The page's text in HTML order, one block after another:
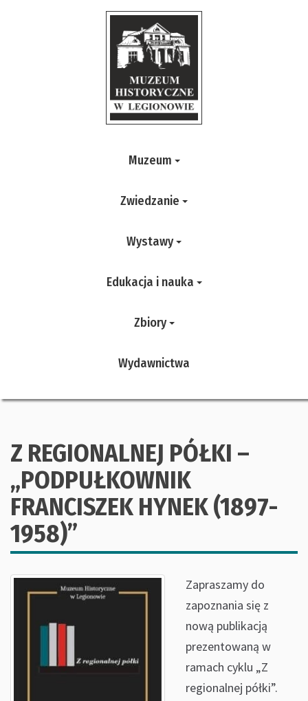
Muzeum
Zwiedzanie
Wystawy
Edukacja i nauka
Zbiory
Wydawnictwa
Z REGIONALNEJ PÓŁKI –
„PODPUŁKOWNIK
FRANCISZEK HYNEK (1897-
1958)”
Zapraszamy do
zapoznania się z
nową publikacją
prezentowaną w
ramach cyklu „Z
regionalnej półki”.